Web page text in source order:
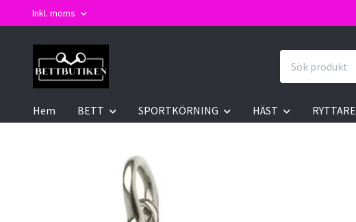
Inkl. moms
Hem BETT SPORTKÖRNING HÄST RYTTARE